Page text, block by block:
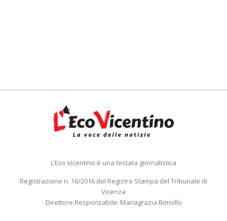
L’Eco Vicentino è una testata giornalistica
Registrazione n. 16/2016 del Registro Stampa del Tribunale di
Vicenza
Direttore Responsabile: Mariagrazia Bonollo